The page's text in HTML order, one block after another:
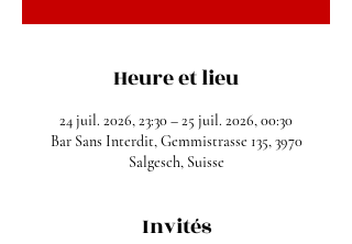
Heure et lieu
24 juil. 2026, 23:30 – 25 juil. 2026, 00:30
Bar Sans Interdit, Gemmistrasse 135, 3970
Salgesch, Suisse
Invités